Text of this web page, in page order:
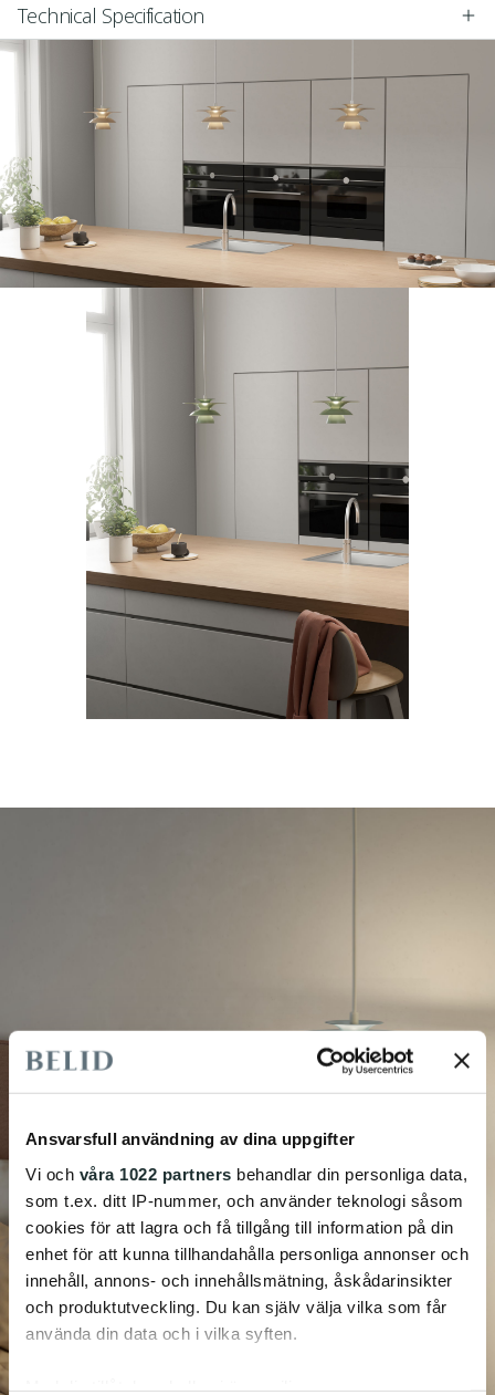
Ansvarsfull användning av dina uppgifter
Vi och våra 1022 partners behandlar din personliga data,
som t.ex. ditt IP-nummer, och använder teknologi såsom
cookies för att lagra och få tillgång till information på din
enhet för att kunna tillhandahålla personliga annonser och
innehåll, annons- och innehållsmätning, åskådarinsikter
och produktutveckling. Du kan själv välja vilka som får
använda din data och i vilka syften.
Technical Specification